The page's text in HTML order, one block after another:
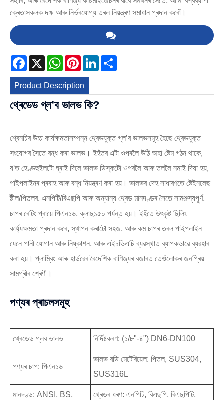
ক্ৰেতাসকলক দক্ষ আৰু নিৰ্ভৰযোগ্য তৰল নিয়ন্ত্ৰণ সমাধান প্ৰদান কৰোঁ।
Facebook
X WhatsApp
PinterestLinkedIn
Product Description
থ্ৰেডেড গ্ল’ব ভালভ কি?
শ্বেনচিৰ উচ্চ কাৰ্যক্ষমতাসম্পন্ন থ্ৰেডযুক্ত গ্ল’ব ভালভসমূহ হৈছে থ্ৰেডযুক্ত
সংযোগৰ সৈতে বন্ধ কৰা ভালভ। ইহঁতৰ এটা ওপৰলৈ উঠি অহা ষ্টেম গঠন থাকে,
য'ত হেণ্ডহুইলটো ঘূৰাই দিলে ভালভ ডিস্কটো ওপৰলৈ আৰু তললৈ নমাই দিয়া হয়,
পাইপলাইনৰ প্ৰবাহ আৰু বন্ধ নিয়ন্ত্ৰণ কৰা হয়। ভালভৰ দেহ সাধাৰণতে ষ্টেইনলেছ
ষ্টীল/পিতলৰ, এনপিটি/বিএছপি আৰু অন্যান্য থ্ৰেড মানদণ্ডৰ সৈতে সামঞ্জস্যপূৰ্ণ,
চাপৰ ৰেটিং প্ৰায়ে পিএন১৬, ক্লাছ১৫০ পৰ্যন্ত হয়। ইহঁতে উৎকৃষ্ট ছিলিং
কাৰ্য্যক্ষমতা প্ৰদান কৰে, স্থাপন কৰাটো সহজ, আৰু কম চাপৰ তৰল পাইপলাইন
যেনে পানী যোগান আৰু নিষ্কাশন, আৰু এইচভিএচি ব্যৱস্থাত ব্যাপকভাৱে ব্যৱহাৰ
কৰা হয়। প্লাম্বিং আৰু হাৰ্ডৱেৰ বৈদেশিক বাণিজ্যৰ বজাৰত তেওঁলোকৰ জনপ্ৰিয়
সামগ্ৰীৰ শ্ৰেণী।
পণ্যৰ প্ৰাচলসমূহ
থ্ৰেডেড গ্লব ভালভ নিৰ্দিষ্টকৰণ: (১/৮"-৪") DN6-DN100
পণ্যৰ চাপ: পিএন১৬
ভালভ বডি মেটেৰিয়েল: পিতল, SUS304,
SUS316L
মানদণ্ড: ANSI, BS,
থ্ৰেডৰ ধৰণ: এনপিটি, বিএছপি, বিএছপিটি,